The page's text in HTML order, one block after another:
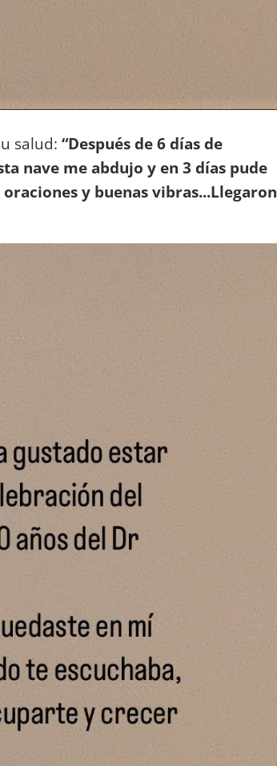
salud: “Después de 6 días de
nave me abdujo y en 3 días pude
y buenas vibras...Llegaron